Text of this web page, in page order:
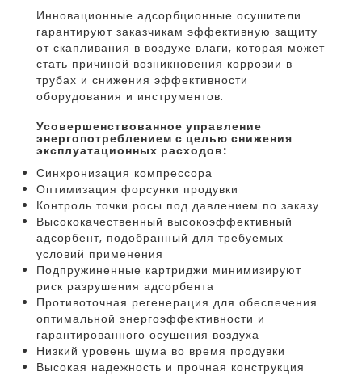
Инновационные адсорбционные осушители
гарантируют заказчикам эффективную защиту
от скапливания в воздухе влаги, которая может
стать причиной возникновения коррозии в
трубах и снижения эффективности
оборудования и инструментов.
усовершенствованное управление
энергопотреблением с целью снижения
эксплуатационных расходов:
Синхронизация компрессора
Оптимизация форсунки продувки
Контроль точки росы под давлением по заказу
Высококачественный высокоэффективный
адсорбент, подобранный для требуемых
условий применения
Подпружиненные картриджи минимизируют
риск разрушения адсорбента
Противоточная регенерация для обеспечения
оптимальной энергоэффективности и
гарантированного осушения воздуха
Низкий уровень шума во время продувки
Высокая надежность и прочная конструкция